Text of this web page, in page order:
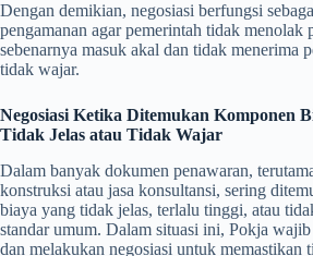
Dengan demikian, negosiasi berfungsi
pengamanan agar pemerintah tidak menolak
sebenarnya masuk akal dan tidak menerima
tidak wajar.
Negosiasi Ketika Ditemukan Komponen
Tidak Jelas atau Tidak Wajar
Dalam banyak dokumen penawaran,
konstruksi atau jasa konsultansi, sering
biaya yang tidak jelas, terlalu tinggi, atau
standar umum. Dalam situasi ini, Pokja
dan melakukan negosiasi untuk memastikan